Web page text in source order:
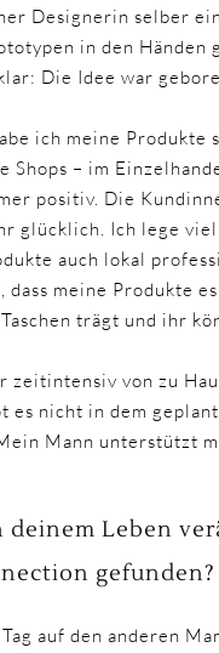
Designerin selber
in den Händen
Die Idee war
ich meine
Shops – im
positiv. Die
glücklich. Ich lege
auch lokal
dass meine Produkte
trägt und ihr
zeitintensiv von zu
nicht in dem
Mann unterstützt
deinem Leben
gefunden?
auf den anderen